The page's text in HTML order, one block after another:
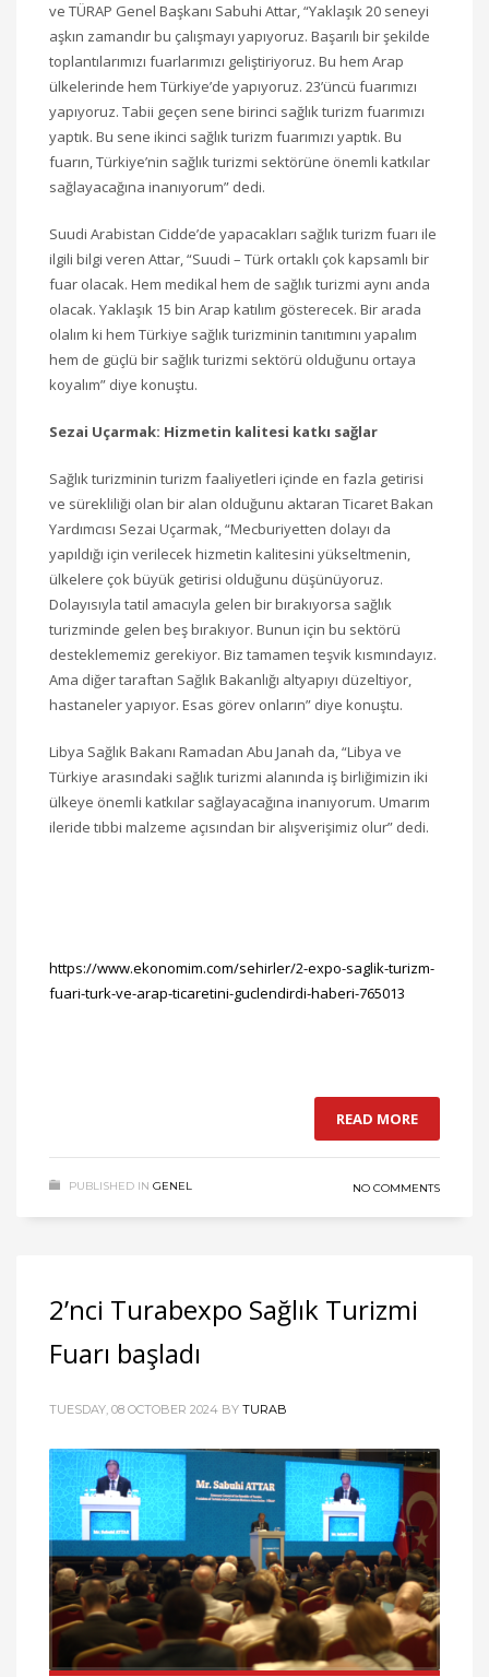
ve TÜRAP Genel Başkanı Sabuhi Attar, “Yaklaşık 20 seneyi
aşkın zamandır bu çalışmayı yapıyoruz. Başarılı bir şekilde
toplantılarımızı fuarlarımızı geliştiriyoruz. Bu hem Arap
ülkelerinde hem Türkiye’de yapıyoruz. 23’üncü fuarımızı
yapıyoruz. Tabii geçen sene birinci sağlık turizm fuarımızı
yaptık. Bu sene ikinci sağlık turizm fuarımızı yaptık. Bu
fuarın, Türkiye’nin sağlık turizmi sektörüne önemli katkılar
sağlayacağına inanıyorum” dedi.
Suudi Arabistan Cidde’de yapacakları sağlık turizm fuarı ile
ilgili bilgi veren Attar, “Suudi – Türk ortaklı çok kapsamlı bir
fuar olacak. Hem medikal hem de sağlık turizmi aynı anda
olacak. Yaklaşık 15 bin Arap katılım gösterecek. Bir arada
olalım ki hem Türkiye sağlık turizminin tanıtımını yapalım
hem de güçlü bir sağlık turizmi sektörü olduğunu ortaya
koyalım” diye konuştu.
Sezai Uçarmak: Hizmetin kalitesi katkı sağlar
Sağlık turizminin turizm faaliyetleri içinde en fazla getirisi
ve sürekliliği olan bir alan olduğunu aktaran Ticaret Bakan
Yardımcısı Sezai Uçarmak, “Mecburiyetten dolayı da
yapıldığı için verilecek hizmetin kalitesini yükseltmenin,
ülkelere çok büyük getirisi olduğunu düşünüyoruz.
Dolayısıyla tatil amacıyla gelen bir bırakıyorsa sağlık
turizminde gelen beş bırakıyor. Bunun için bu sektörü
desteklememiz gerekiyor. Biz tamamen teşvik kısmındayız.
Ama diğer taraftan Sağlık Bakanlığı altyapıyı düzeltiyor,
hastaneler yapıyor. Esas görev onların” diye konuştu.
Libya Sağlık Bakanı Ramadan Abu Janah da, “Libya ve
Türkiye arasındaki sağlık turizmi alanında iş birliğimizin iki
ülkeye önemli katkılar sağlayacağına inanıyorum. Umarım
ileride tıbbi malzeme açısından bir alışverişimiz olur” dedi.
https://www.ekonomim.com/sehirler/2-expo-saglik-turizm-
fuari-turk-ve-arap-ticaretini-guclendirdi-haberi-765013
READ MORE
PUBLISHED IN GENEL NO COMMENTS
2’nci Turabexpo Sağlık Turizmi
Fuarı başladı
TUESDAY, 08 OCTOBER 2024 BY TURAB